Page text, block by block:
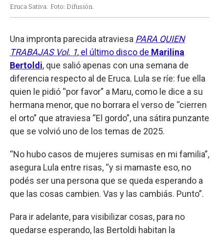
Eruca Sativa. Foto: Difusión.
Una impronta parecida atraviesa PARA QUIEN
TRABAJAS Vol. 1, el último disco de Marilina
Bertoldi, que salió apenas con una semana de
diferencia respecto al de Eruca. Lula se ríe: fue ella
quien le pidió “por favor” a Maru, como le dice a su
hermana menor, que no borrara el verso de “cierren
el orto” que atraviesa “El gordo”, una sátira punzante
que se volvió uno de los temas de 2025.
“No hubo casos de mujeres sumisas en mi familia”,
asegura Lula entre risas, “y si mamaste eso, no
podés ser una persona que se queda esperando a
que las cosas cambien. Vas y las cambiás. Punto”.
Para ir adelante, para visibilizar cosas, para no
quedarse esperando, las Bertoldi habitan la